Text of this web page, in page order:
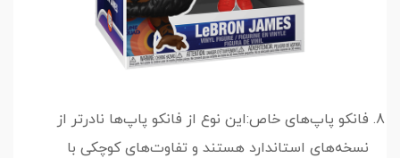
فانکو پاپ‌های خاص:این نوع از فانکو پاپ‌ها نادرتر از
نسخه‌های استاندارد هستند و تفاوت‌های کوچکی با